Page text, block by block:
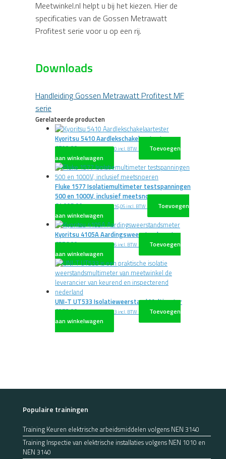
Meetwinkel.nl helpt u bij het kiezen. Hier de
specificaties van de Gossen Metrawatt
Profitest serie voor u op een rij.
Downloads
Handleiding Gossen Metrawatt Profitest MF
serie
Gerelateerde producten
Kyoritsu 5410 Aardlekschakelaartester
€790,00 excl. BTW€955,90 incl. BTW
Toevoegen
aan winkelwagen
Fluke 1577 Isolatiemultimeter testspanningen
500 en 1000V, inclusief meetsnoeren
€1.005,00 excl. BTW€1.216,05 incl. BTW
Toevoegen
aan winkelwagen
Kyoritsu 4105A Aardingsweerstandsmeter
€576,00 excl. BTW€696,96 incl. BTW
Toevoegen
aan winkelwagen
UNI-T UT533 Isolatieweerstand Multimeter
€373,00 excl. BTW€451,33 incl. BTW
Toevoegen
aan winkelwagen
Populaire trainingen
Training Keuren elektrische arbeidsmiddelen volgens NEN 3140
Training Inspectie van elektrische installaties volgens NEN 1010 en
NEN 3140